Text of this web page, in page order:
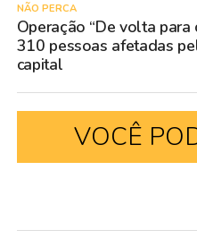
NÃO PERCA
Operação “De volta para
310 pessoas afetadas
capital
VOCÊ